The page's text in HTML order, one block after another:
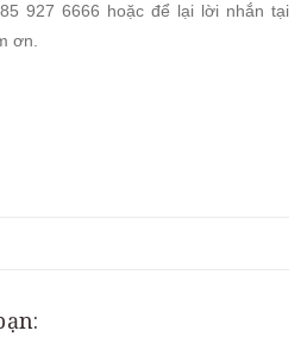
927 6666 hoặc để lại lời nhắn tại
ơn.